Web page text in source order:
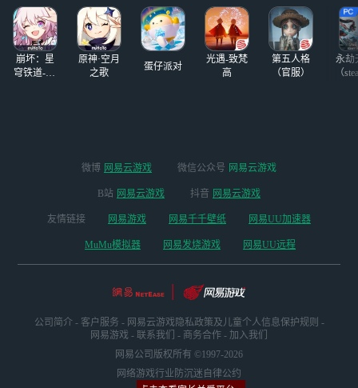
游戏上游玩《永劫
无间手游》，不用
排队，同时会降低
电池消耗，低配手
机再夏天玩也不会
免排队，丝滑进入
技，只此一家”的
竞技手游首次曝光
后，全网预约量已
突破3000万，即将
迎来公测。对于设
没有网页版，但这
里推荐一个通过云
游玩的方法。想来
快速体验永劫无间
登录手游，同时也
端游。这里小编给
大家推荐网易云游
戏，公测云玩还可
领取永劫手游限定
礼包。在网易云游
《永劫无间》手游
将于7月25日开始
公测。公测后，玩
家将有机
崩坏：星
穹铁道-4.4
原神·空月
之歌
蛋仔派对
光遇-致梵
高
第五人格
（官服）
永劫
（
微博 网易云游戏 微信公众号 网易云游戏
B站 网易云游戏 抖音 网易云游戏
友情链接 网易游戏 网易千千壁纸 网易UU加速器
MuMu模拟器 网易发烧游戏 网易UU远程
公司简介 - 客户服务 - 网易云游戏隐私政策及儿童个人信息保护规则 -
网易游戏 - 联系我们 - 商务合作 - 加入我们
网易公司版权所有 ©1997-2026
网络游戏行业防沉迷自律公约